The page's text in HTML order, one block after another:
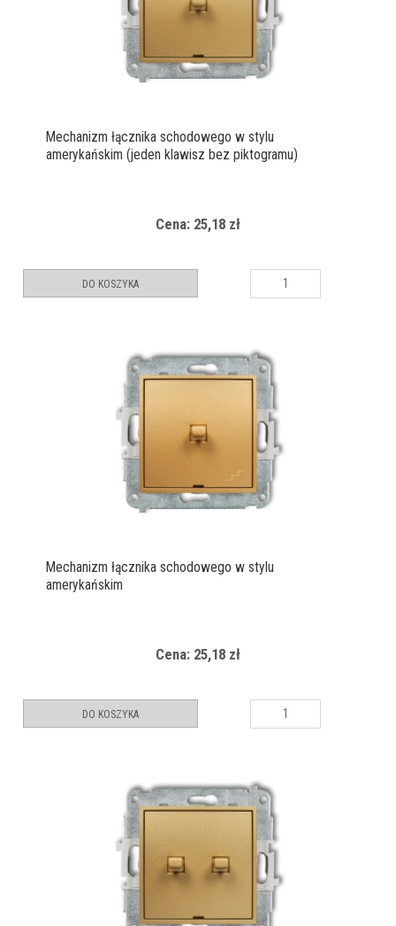
Mechanizm łącznika schodowego w stylu
amerykańskim (jeden klawisz bez piktogramu)
Cena: 25,18 zł
DO KOSZYKA
Mechanizm łącznika schodowego w stylu
amerykańskim
Cena: 25,18 zł
DO KOSZYKA